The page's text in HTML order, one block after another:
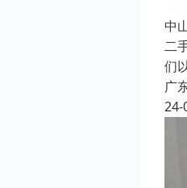
中
二
们
广
24-